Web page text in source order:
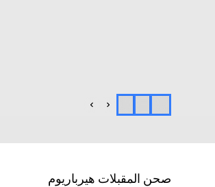
صحن المقبلات هيرباريوم